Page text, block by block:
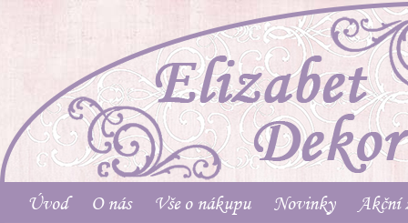
Úvod O nás Vše o nákupu Novinky Akční